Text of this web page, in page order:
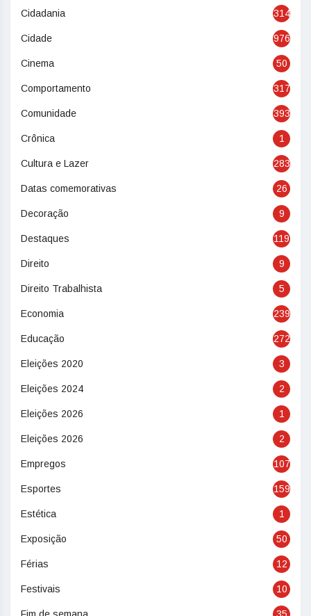
Cidadania 314
Cidade 976
Cinema 50
Comportamento 317
Comunidade 393
Crônica 1
Cultura e Lazer 283
Datas comemorativas 26
Decoração 9
Destaques 119
Direito 9
Direito Trabalhista 5
Economia 239
Educação 272
Eleições 2020 3
Eleições 2024 2
Eleições 2026 1
Eleições 2026 2
Empregos 107
Esportes 159
Estética 1
Exposição 50
Férias 12
Festivais 10